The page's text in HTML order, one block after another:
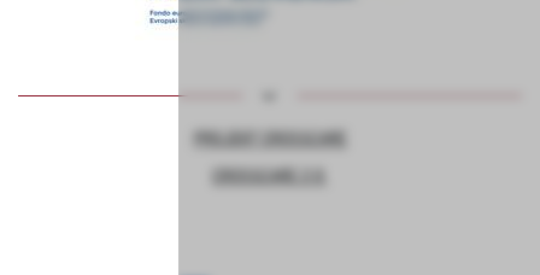
PROJEKT CROSSCARE
CROSSCARE 2.0